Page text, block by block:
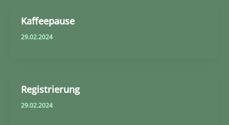
Kaffeepause
29.02.2024
Registrierung
29.02.2024